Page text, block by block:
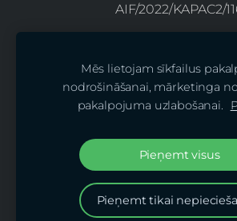
AIF/2022/KAPAC2/
Mēs lietojam sīkfailus
nodrošināšanai, mārketinga
pakalpojuma uzlabošanai.
Pieņemt visus
Pieņemt tikai